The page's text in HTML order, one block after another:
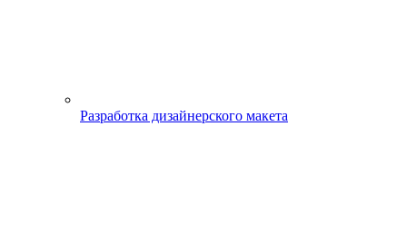
Разработка дизайнерского макета